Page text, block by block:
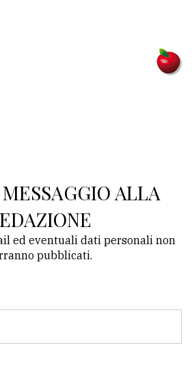
ALLA
ed eventuali dati personali non
pubblicati.